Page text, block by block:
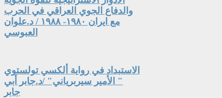
والدفاع الجوي العراقي في الحرب
مع ايران ١٩٨٠- ١٩٨٨ / د.علوان
العبوسي
الاستبداد في رواية ألكسي تولستوي
" الأمير سيربرياني" /د.جابر أبي
جابر